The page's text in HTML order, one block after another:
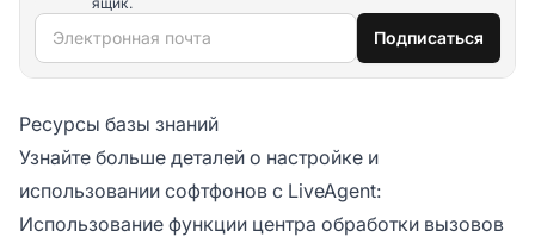
Электронная почта Подписаться
Ресурсы базы знаний
Узнайте больше деталей о настройке и
использовании софтфонов с LiveAgent:
Использование функции центра обработки вызовов